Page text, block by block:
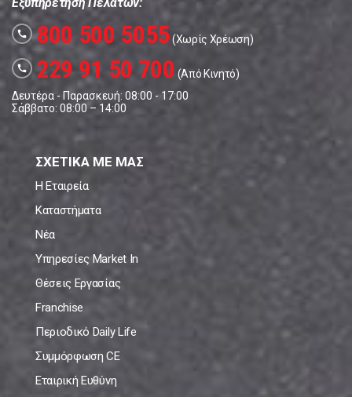
call 800 500 5055(Χωρίς Χρέωση)
call 229 91 50 700 (Από Κινητό)
Δευτέρα - Παρασκευή: 08:00 - 17:00
Σάββατο: 08:00 – 14:00
ΣΧΕΤΙΚΑ ΜΕ ΜΑΣ
Η Εταιρεία
Καταστήματα
Νέα
Υπηρεσίες Market In
Θέσεις Εργασίας
Franchise
Περιοδικό Daily Life
Συμμόρφωση CE
Εταιρική Ευθύνη